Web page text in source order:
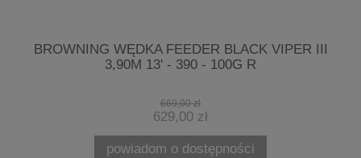
BROWNING WĘDKA FEEDER BLACK VIPER III
3,90M 13' - 390 - 100G R
669,00 zł
629,00 zł
powiadom o dostępności